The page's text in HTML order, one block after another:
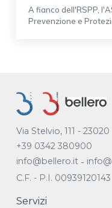
A fianco dell'RSPP,
Prevenzione e
Via Stelvio, 111 -
+39 0342 380900
info@bellero.it-
C.F. - P.I. 00939120143
Servizi